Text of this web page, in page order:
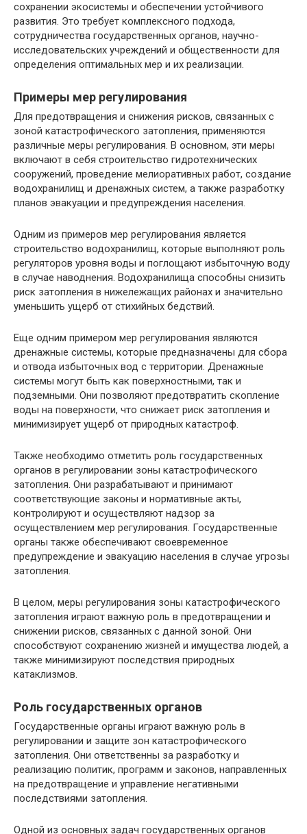
сохранении экосистемы и обеспечении устойчивого
развития. Это требует комплексного подхода,
сотрудничества государственных органов, научно-
исследовательских учреждений и общественности для
определения оптимальных мер и их реализации.
Примеры мер регулирования
Для предотвращения и снижения рисков, связанных с
зоной катастрофического затопления, применяются
различные меры регулирования. В основном, эти меры
включают в себя строительство гидротехнических
сооружений, проведение мелиоративных работ, создание
водохранилищ и дренажных систем, а также разработку
планов эвакуации и предупреждения населения.
Одним из примеров мер регулирования является
строительство водохранилищ, которые выполняют роль
регуляторов уровня воды и поглощают избыточную воду
в случае наводнения. Водохранилища способны снизить
риск затопления в нижележащих районах и значительно
уменьшить ущерб от стихийных бедствий.
Еще одним примером мер регулирования являются
дренажные системы, которые предназначены для сбора
и отвода избыточных вод с территории. Дренажные
системы могут быть как поверхностными, так и
подземными. Они позволяют предотвратить скопление
воды на поверхности, что снижает риск затопления и
минимизирует ущерб от природных катастроф.
Также необходимо отметить роль государственных
органов в регулировании зоны катастрофического
затопления. Они разрабатывают и принимают
соответствующие законы и нормативные акты,
контролируют и осуществляют надзор за
осуществлением мер регулирования. Государственные
органы также обеспечивают своевременное
предупреждение и эвакуацию населения в случае угрозы
затопления.
В целом, меры регулирования зоны катастрофического
затопления играют важную роль в предотвращении и
снижении рисков, связанных с данной зоной. Они
способствуют сохранению жизней и имущества людей, а
также минимизируют последствия природных
катаклизмов.
Роль государственных органов
Государственные органы играют важную роль в
регулировании и защите зон катастрофического
затопления. Они ответственны за разработку и
реализацию политик, программ и законов, направленных
на предотвращение и управление негативными
последствиями затопления.
Одной из основных задач государственных органов